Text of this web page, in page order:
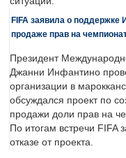
FIFA заявила о поддержке
продаже прав на
Президент
Джанни Инфантино
организации в
обсуждался проект по
продажи доли прав на
По итогам встречи FIFA
отказе от проекта.